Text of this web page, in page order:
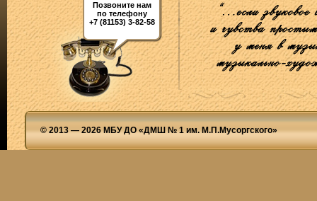
Позвоните нам
по телефону
+7 (81153) 3-82-58
© 2013 — 2026 МБУ ДО «ДМШ № 1 им. М.П.Мусоргского»